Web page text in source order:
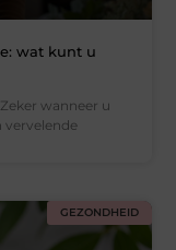
wat kunt u
wanneer u
vervelende
GEZONDHEID